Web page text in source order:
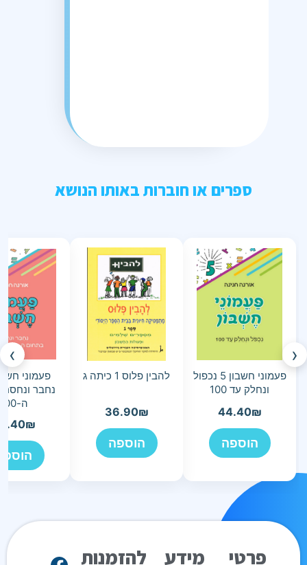
ספרים או חוברות באותו הנושא
‹
פעמוני חשבון 5 נכפול
ונחלק עד 100
44.40₪
הוספה
להבין פלוס 1 כיתה ג
36.90₪
הוספה
נחבר
ה-100
₪
›
פרטי מידע להזמנות